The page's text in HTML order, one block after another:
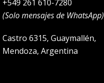
+549 261 610-7280
(Solo mensajes de WhatsApp)
Castro 6315, Guaymallén,
Mendoza, Argentina